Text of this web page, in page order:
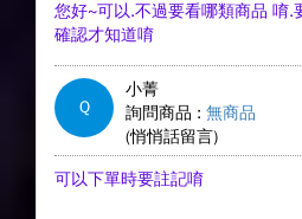
您好~可以.不過要看哪類商品 唷.
確認才知道唷
Q
小菁
詢問商品 : 無商品
(悄悄話留言)
可以下單時要註記唷